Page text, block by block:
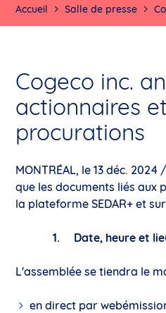
Accueil Salle de presse
Cogeco inc.
actionnaires
procurations
MONTRÉAL, le 13 déc. 2024
que les documents liés aux
la plateforme SEDAR+ et
1. Date, heure et
L'assemblée se tiendra le
en direct par